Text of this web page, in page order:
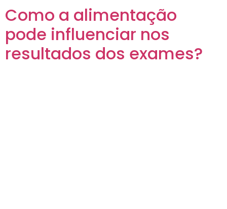
Como a alimentação
pode influenciar nos
resultados dos exames?